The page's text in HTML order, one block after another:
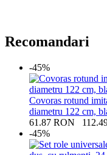
Recomandari
-45%
Covoras rotund
diametru 122 cm,
61.87 RON
-45%